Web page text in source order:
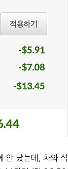
났는데, 차와